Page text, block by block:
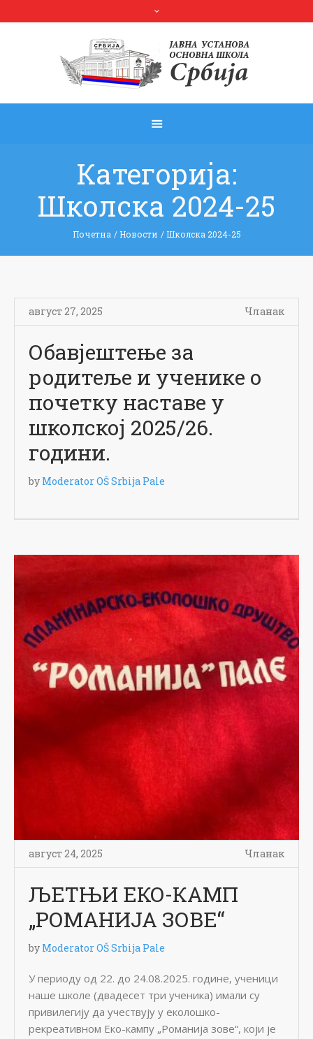
Категорија:
Школска 2024-25
Почетна / Новости / Школска 2024-25
август 27, 2025 Чланак
Обавјештење за
родитеље и ученике о
почетку наставе у
школској 2025/26.
години.
by Moderator OŠ Srbija Pale
август 24, 2025 Чланак
ЉЕТЊИ ЕКО-КАМП
„РОМАНИЈА ЗОВЕ“
by Moderator OŠ Srbija Pale
У периоду од 22. до 24.08.2025. године, ученици
наше школе (двадесет три ученика) имали су
привилегију да учествују у еколошко-
рекреативном Еко-кампу „Романија зове“, који је